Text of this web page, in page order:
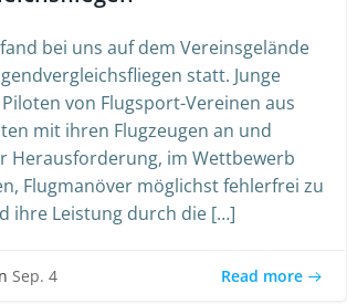
bei uns auf dem Vereinsgelände
statt. Junge
von Flugsport-Vereinen aus
mit ihren Flugzeugen an und
Herausforderung, im Wettbewerb
Flugmanöver möglichst fehlerfrei zu
ihre Leistung durch die […]
Sep. 4 Read more